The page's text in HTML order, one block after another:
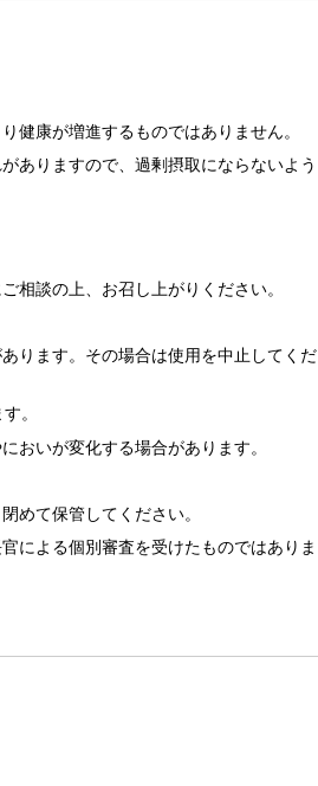
健康が増進するものではありません。
ありますので、過剰摂取にならないよう
相談の上、お召し上がりください。
ります。その場合は使用を中止してくだ
。
おいが変化する場合があります。
めて保管してください。
による個別審査を受けたものではありま